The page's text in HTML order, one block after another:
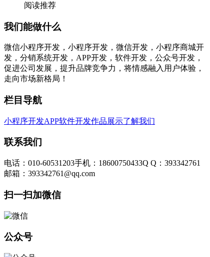
阅读推荐
我们能做什么
微信小程序开发，小程序开发，微信开发，小程序商城开
发，分销系统开发，APP开发，软件开发，公众号开发，
促进公司发展，提升品牌竞争力，将情感融入用户体验，
走向市场新格局！
栏目导航
小程序开发APP软件开发作品展示了解我们
联系我们
电话：010-60531203手机：18600750433Q Q：393342761
邮箱：393342761@qq.com
扫一扫加微信
公众号